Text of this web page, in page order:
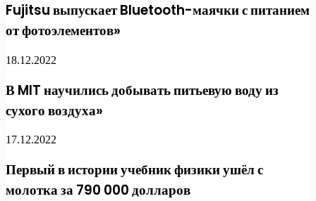
Fujitsu выпускает Bluetooth-маячки с питанием
от фотоэлементов»
18.12.2022
В MIT научились добывать питьевую воду из
сухого воздуха»
17.12.2022
Первый в истории учебник физики ушёл с
молотка за 790 000 долларов